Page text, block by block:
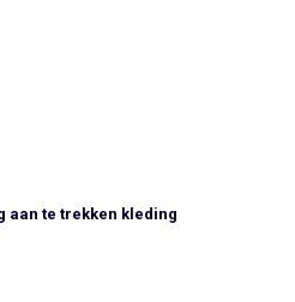
aan te trekken kleding